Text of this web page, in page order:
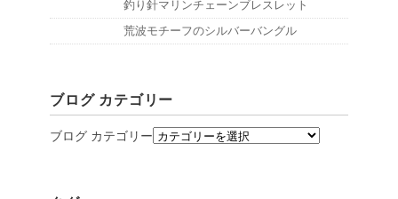
釣り針マリンチェーンブレスレット
荒波モチーフのシルバーバングル
ブログ カテゴリー
ブログ カテゴリー